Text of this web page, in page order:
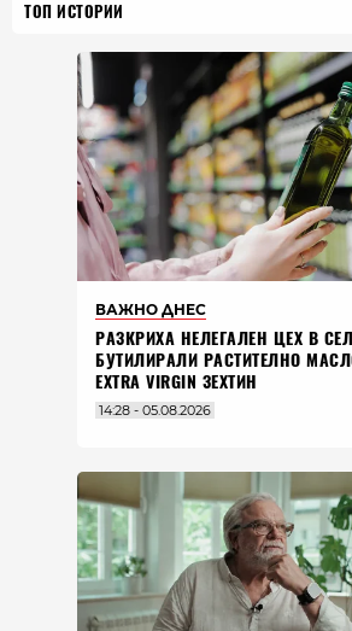
ТОП ИСТОРИИ
ВАЖНО ДНЕС
РАЗКРИХА НЕЛЕГАЛЕН ЦЕХ В
БУТИЛИРАЛИ РАСТИТЕЛНО
EXTRA VIRGIN ЗЕХТИН
14:28 - 05.08.2026